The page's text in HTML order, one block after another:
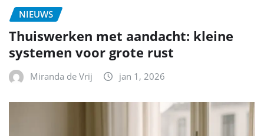
NIEUWS
Thuiswerken met aandacht: kleine
systemen voor grote rust
Miranda de Vrij jan 1, 2026